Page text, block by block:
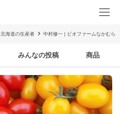
北海道の生産者 中村修一 | ビオファームなかむら
みんなの投稿 商品